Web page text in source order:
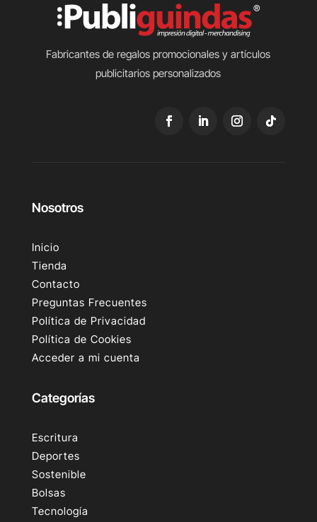
Fabricantes de regalos promocionales y artículos
publicitarios personalizados
Nosotros
Inicio
Tienda
Contacto
Preguntas Frecuentes
Política de Privacidad
Política de Cookies
Acceder a mi cuenta
Categorías
Escritura
Deportes
Sostenible
Bolsas
Tecnología